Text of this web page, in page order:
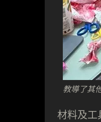
教導了其
材料及工